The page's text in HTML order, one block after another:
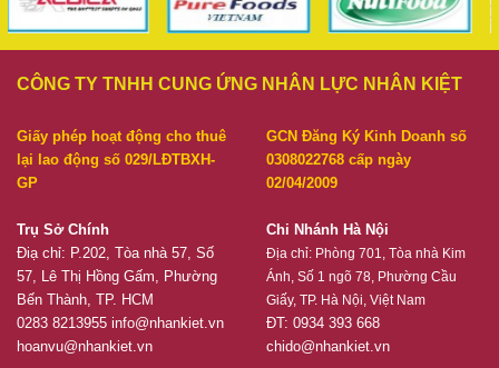
CÔNG TY TNHH CUNG ỨNG NHÂN LỰC NHÂN KIỆT
Giấy phép hoạt động cho thuê
lại lao động số 029/LĐTBXH-
GP
Trụ Sở Chính
Điạ chỉ: P.202, Tòa nhà 57, Số
57, Lê Thị Hồng Gấm, Phường
Bến Thành, TP. HCM
0283 8213955 info@nhankiet.vn
hoanvu@nhankiet.vn
GCN Đăng Ký Kinh Doanh số
0308022768 cấp ngày
02/04/2009
Chi Nhánh Hà Nội
Địa chỉ: Phòng 701, Tòa nhà Kim
Ánh, Số 1 ngõ 78, Phường Cầu
Giấy, TP. Hà Nội, Việt Nam
ĐT: 0934 393 668
chido@nhankiet.vn